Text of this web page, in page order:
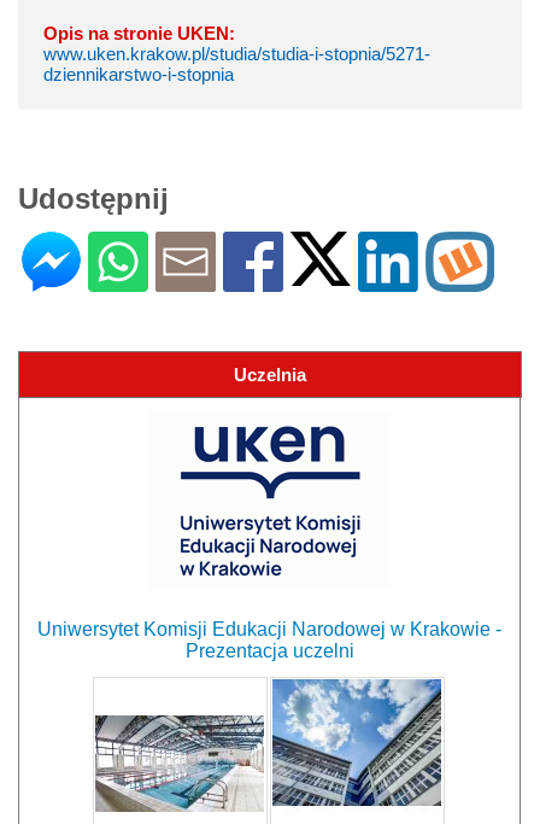
Opis na stronie UKEN:
www.uken.krakow.pl/studia/studia-i-stopnia/5271-
dziennikarstwo-i-stopnia
Udostępnij
Uczelnia
Uniwersytet Komisji Edukacji Narodowej w Krakowie -
Prezentacja uczelni